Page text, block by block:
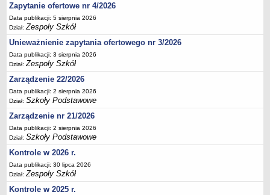
Ogłoszenie
Zarządzenia
Kontrole
Rejestry, ewidencje, archiwa
Sprawozdania
Deklaracja dostępności
PORADNIE PSYCHOLOGICZNO-PEDAGOGICZNE
Zespół Poradni
BIURO FINANSÓW OŚWIATY
Dane podstawowe
Statut
Majątek
Godziny dyżurów
Zapytanie ofertowe nr 4/2026
Data publikacji: 5 sierpnia 2026
Dział:Zespoły Szkół
Unieważnienie zapytania ofertowego nr 3/2026
Data publikacji: 3 sierpnia 2026
Dział:Zespoły Szkół
Zarządzenie 22/2026
Data publikacji: 2 sierpnia 2026
Dział:Szkoły Podstawowe
Zarządzenie nr 21/2026
Data publikacji: 2 sierpnia 2026
Dział:Szkoły Podstawowe
Kontrole w 2026 r.
Data publikacji: 30 lipca 2026
Dział:Zespoły Szkół
Kontrole w 2025 r.